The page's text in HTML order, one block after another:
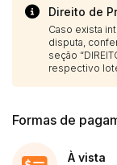
Direito de
Caso exista
disputa,
seção
respectivo
Formas de
À vista